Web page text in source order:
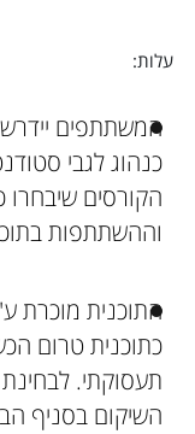
עלות:
המשתתפים
כנהוג לגבי
הקורסים שיבחרו
וההשתתפות
התוכנית מוכרת
כתוכנית טרום
תעסוקתי.
השיקום בסניף